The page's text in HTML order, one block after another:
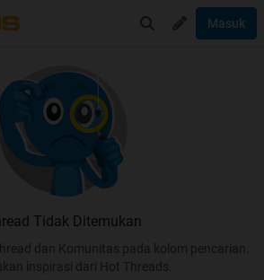
Masuk
Tidak Ditemukan
dan Komunitas pada kolom pencarian.
inspirasi dari Hot Threads.